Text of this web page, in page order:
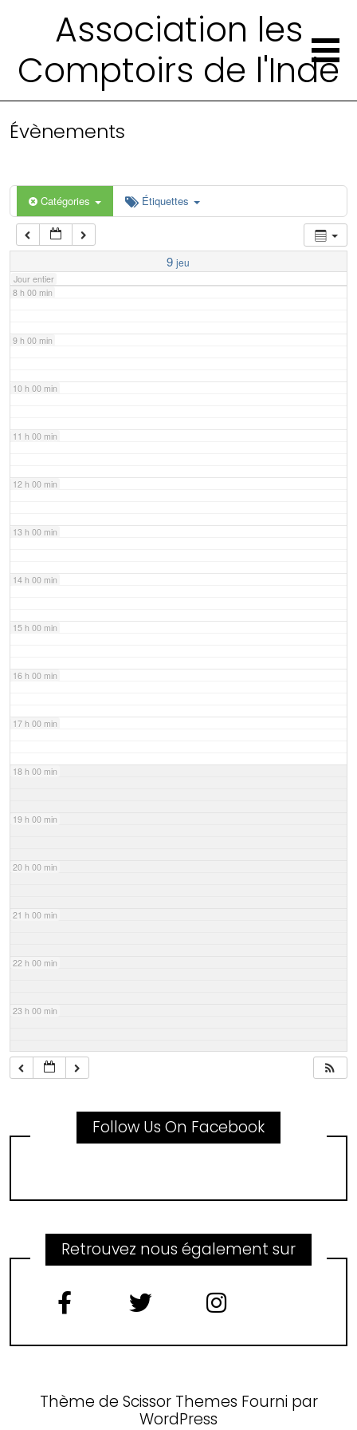
Association les
Comptoirs de l'Inde
Évènements
Catégories Étiquettes
9 jeu
Jour entier
4 h 00 min
6 h 00 min
7 h 00 min
8 h 00 min
9 h 00 min
10 h 00 min
11 h 00 min
12 h 00 min
13 h 00 min
14 h 00 min
15 h 00 min
16 h 00 min
17 h 00 min
18 h 00 min
19 h 00 min
20 h 00 min
21 h 00 min
22 h 00 min
23 h 00 min
Follow Us On Facebook
Retrouvez nous également sur
Thème de Scissor Themes Fourni par
WordPress